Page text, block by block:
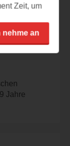
Jahre
Zeit, um
nehme an